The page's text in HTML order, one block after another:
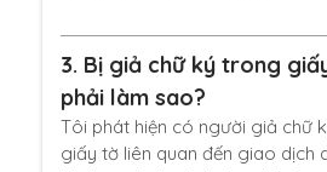
3. Bị giả chữ ký trong
phải làm sao?
Tôi phát hiện có người giả chữ
giấy tờ liên quan đến giao dịch